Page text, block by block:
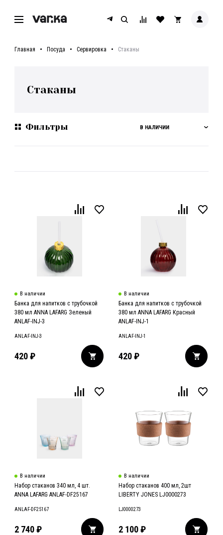
Главная Посуда Сервировка Стаканы
Стаканы
Фильтры В НАЛИЧИИ
В наличии
Банка для напитков с трубочкой
380 мл ANNA LAFARG Зеленый
ANLAF-INJ-3
ANLAF-INJ-3
420₽
В наличии
Банка для напитков с трубочкой
380 мл ANNA LAFARG Красный
ANLAF-INJ-1
ANLAF-INJ-1
420 ₽
В наличии
Набор стаканов 340 мл, 4 шт.
ANNA LAFARG ANLAF-DF25167
ANLAF-DF25167
2 740₽
В наличии
Набор стаканов 400 мл, 2шт
LIBERTY JONES LJ0000273
LJ0000273
2 100 ₽